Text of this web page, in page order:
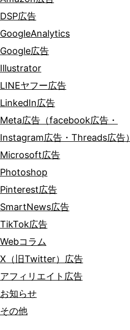
DSP広告
GoogleAnalytics
Google広告
Illustrator
LINEヤフー広告
LinkedIn広告
Meta広告（facebook広告・
Instagram広告・Threads広告）
Microsoft広告
Photoshop
Pinterest広告
SmartNews広告
TikTok広告
Webコラム
X（旧Twitter）広告
アフィリエイト広告
お知らせ
その他